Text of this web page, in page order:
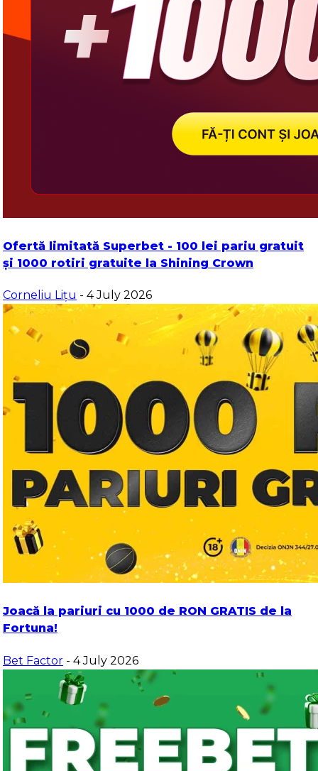
Ofertă limitată Superbet - 100 lei pariu gratuit
și 1000 rotiri gratuite la Shining Crown
Corneliu Lițu - 4 July 2026
Joacă la pariuri cu 1000 de RON GRATIS de la
Fortuna!
Bet Factor - 4 July 2026